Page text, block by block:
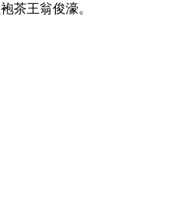
茶王翁俊濠。